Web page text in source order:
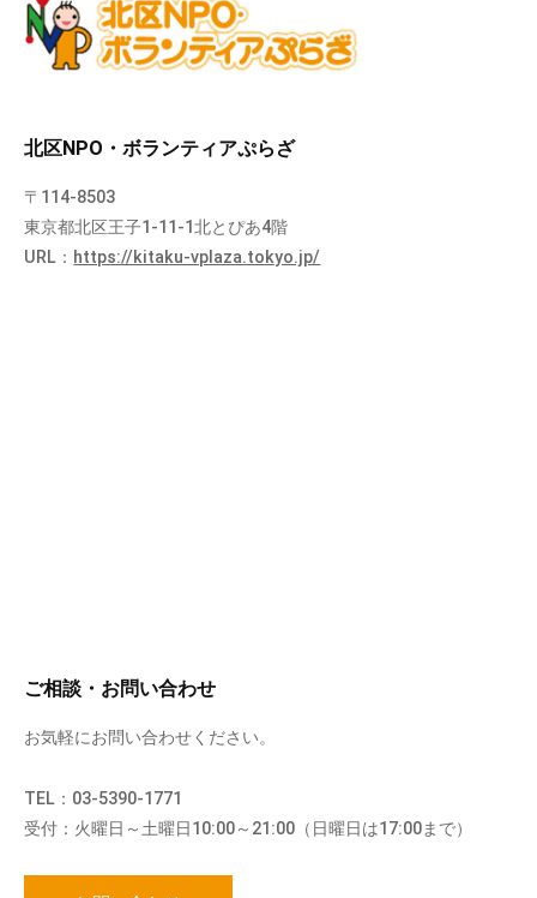
北区NPO・ボランティアぷらざ
〒114-8503
東京都北区王子1-11-1北とぴあ4階
URL： https://kitaku-vplaza.tokyo.jp/
ご相談・お問い合わせ
お気軽にお問い合わせください。
TEL：03-5390-1771
受付：火曜日～土曜日10:00～21:00（日曜日は17:00まで）